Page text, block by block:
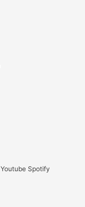
Youtube Spotify